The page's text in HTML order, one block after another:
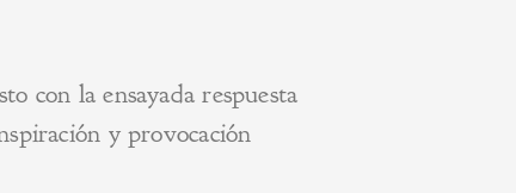
con la ensayada respuesta
y provocación